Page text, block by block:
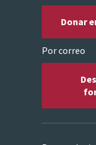
Donar
Por correo